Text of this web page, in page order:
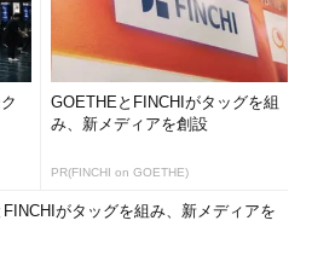
GOETHEとFINCHIがタッグを組
み、新メディアを創設
PR(FINCHI on GOETHE)
がタッグを組み、新メディアを